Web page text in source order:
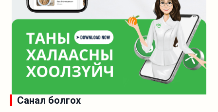
Санал болгох